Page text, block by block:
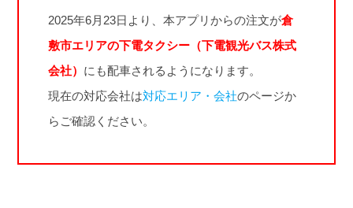
2025年6月23日より、本アプリからの注文が倉
敷市エリアの下電タクシー（下電観光バス株式
会社） にも配車されるようになります。
現在の対応会社は対応エリア・会社のページか
らご確認ください。